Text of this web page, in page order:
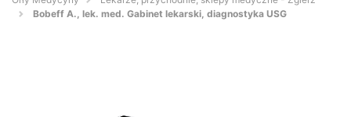
Bobeff A., lek. med. Gabinet lekarski, diagnostyka USG